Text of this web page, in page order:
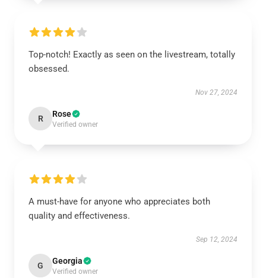
Top-notch! Exactly as seen on the livestream, totally
obsessed.
Nov 27, 2024
R Rose
Verified owner
A must-have for anyone who appreciates both
quality and effectiveness.
Sep 12, 2024
G Georgia
Verified owner